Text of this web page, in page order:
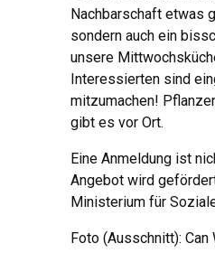
Nachbarschaft etwas
sondern auch ein
unsere
Interessierten sind
mitzumachen!
gibt es vor Ort.
Eine Anmeldung ist
Angebot wird
Ministerium für
Foto (Ausschnitt): Can